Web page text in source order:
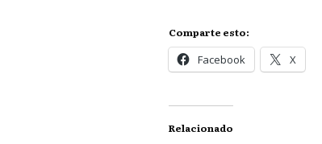
Comparte esto:
Facebook
X
Relacionado